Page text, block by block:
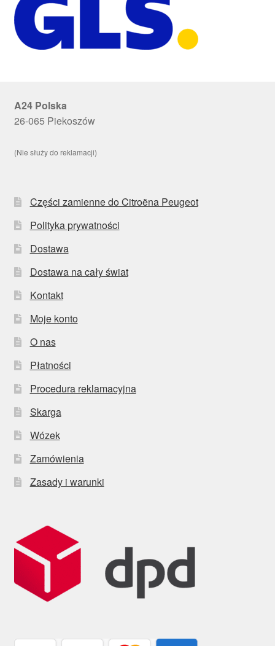
A24 Polska
26-065 Piekoszów
(Nie służy do reklamacji)
Części zamienne do Citroëna Peugeot
Polityka prywatności
Dostawa
Dostawa na cały świat
Kontakt
Moje konto
O nas
Płatności
Procedura reklamacyjna
Skarga
Wózek
Zamówienia
Zasady i warunki